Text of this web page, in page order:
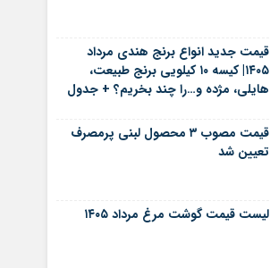
قیمت جدید انواع برنج هندی مرداد
۱۴۰۵| کیسه ۱۰ کیلویی برنج طبیعت،
هایلی، مژده و…را چند بخریم؟ + جدول
قیمت مصوب ۳ محصول لبنی پرمصرف
تعیین شد
لیست قیمت گوشت مرغ مرداد ۱۴۰۵